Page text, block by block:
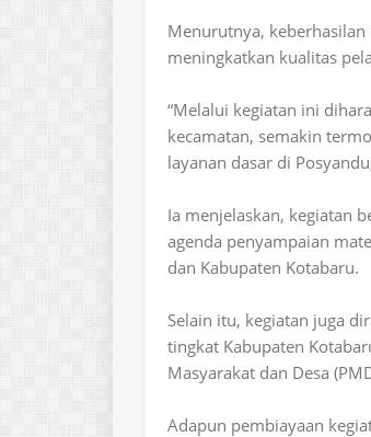
Menurutnya,
meningkatkan kualitas
“Melalui kegiatan ini
kecamatan, semakin
layanan dasar di
Ia menjelaskan, kegiatan
agenda penyampaian
dan Kabupaten Kotabaru.
Selain itu, kegiatan juga
tingkat Kabupaten
Masyarakat dan Desa
Adapun pembiayaan